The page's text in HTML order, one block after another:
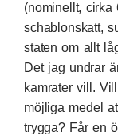
(nominellt,
schablonskatt,
staten om allt
Det jag undrar
kamrater vill.
möjliga medel
trygga? Får en